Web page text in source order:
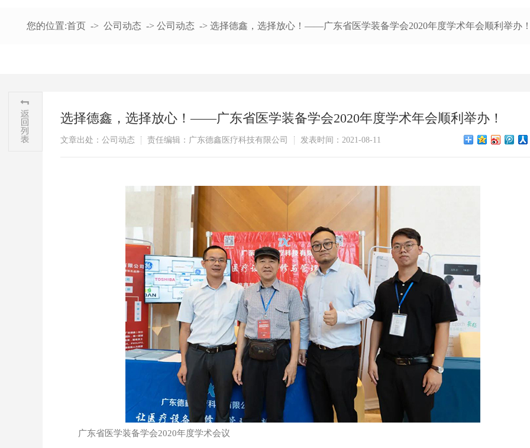
您的位置:首页 -> 公司动态 -> 公司动态 -> 选择德鑫，选择放心！——广东省医学装备学会2020年度学术年会顺利举办
选择德鑫，选择放心！——广东省医学装备学会2020年度学术年会顺利举办！
文章出处：公司动态 责任编辑：广东德鑫医疗科技有限公司 发表时间：2021-08-11
广东省医学装备学会2020年度学术会议